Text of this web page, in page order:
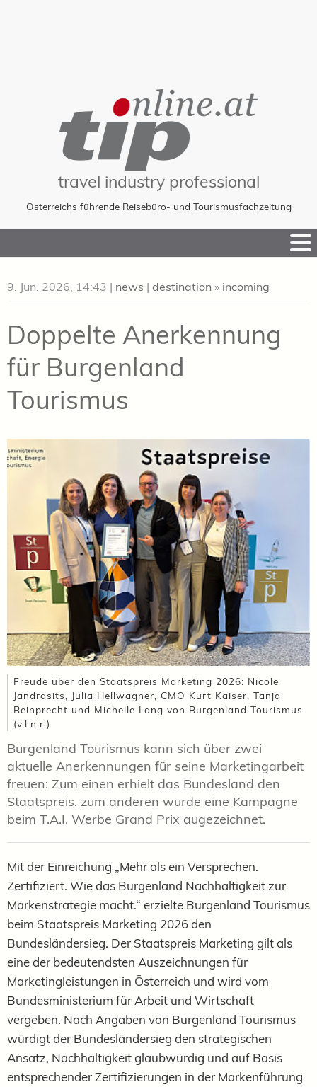
travel industry professional
Österreichs führende Reisebüro- und Tourismusfachzeitung
to
9. Jun. 2026, 14:43 | news | destination » incoming
Doppelte Anerkennung
für Burgenland
Tourismus
Freude über den Staatspreis Marketing 2026: Nicole
Jandrasits, Julia Hellwagner, CMO Kurt Kaiser, Tanja
Reinprecht und Michelle Lang von Burgenland Tourismus
(v.l.n.r.)
Burgenland Tourismus kann sich über zwei
aktuelle Anerkennungen für seine Marketingarbeit
freuen: Zum einen erhielt das Bundesland den
Staatspreis, zum anderen wurde eine Kampagne
beim T.A.I. Werbe Grand Prix augezeichnet.
Mit der Einreichung „Mehr als ein Versprechen.
Zertifiziert. Wie das Burgenland Nachhaltigkeit zur
Markenstrategie macht.“ erzielte Burgenland Tourismus
beim Staatspreis Marketing 2026 den
Bundesländersieg. Der Staatspreis Marketing gilt als
eine der bedeutendsten Auszeichnungen für
Marketingleistungen in Österreich und wird vom
Bundesministerium für Arbeit und Wirtschaft
vergeben. Nach Angaben von Burgenland Tourismus
würdigt der Bundesländersieg den strategischen
Ansatz, Nachhaltigkeit glaubwürdig und auf Basis
entsprechender Zertifizierungen in der Markenführung